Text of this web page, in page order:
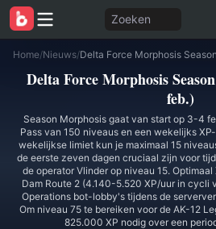
Zoeken
Home/Nieuws/
Delta Force Morphosis
feb.)
Season Morphosis gaat van start op 3-4
Pass van 150 niveaus en een wekelijks
wekelijkse limiet kun je maximaal 15
de eerste zeven dagen cruciaal zijn voor
de operator Vlinder op niveau 15.
Dam Route 2 (4.140-5.520 XP/uur in cycli
Operations bot-lobby's tijdens de
Om niveau 75 te bereiken voor de AK-12
825.000 XP nodig over een